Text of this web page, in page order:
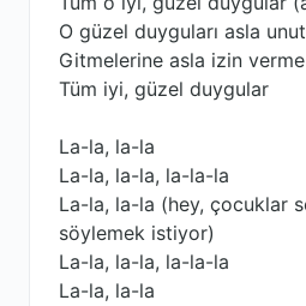
O güzel duyguları asla
Gitmelerine asla izin
Tüm iyi, güzel duygular
La-la, la-la
La-la, la-la, la-la-la
La-la, la-la (hey, çocuklar
söylemek istiyor)
La-la, la-la, la-la-la
La-la, la-la